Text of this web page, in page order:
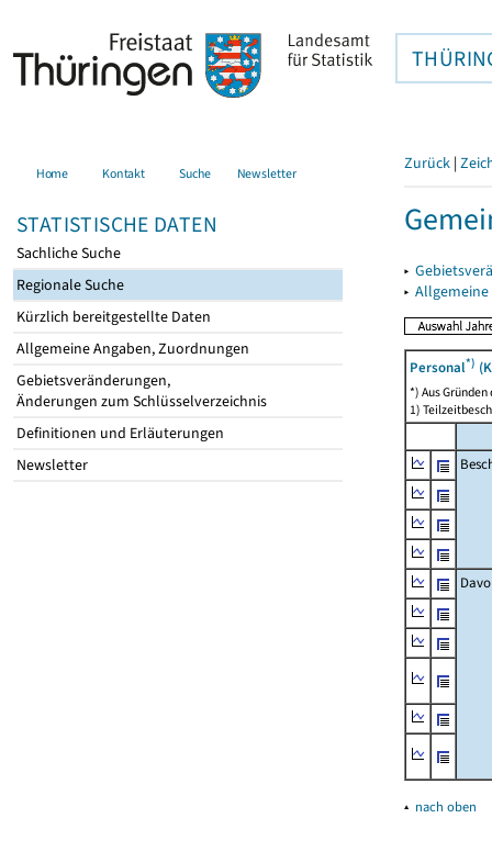
Home Kontakt Suche Newsletter
STATISTISCHE DATEN
Sachliche Suche
Regionale Suche
Kürzlich bereitgestellte Daten
Allgemeine Angaben, Zuordnungen
Gebietsveränderungen,
Änderungen zum Schlüsselverzeichnis
Definitionen und Erläuterungen
Newsletter
Zurück |
▸
▸
Personal*)
*) Aus
1)
▴ nach oben